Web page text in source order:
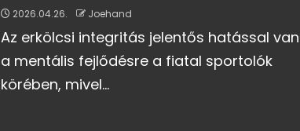
2026.04.26. Joehand
Az erkölcsi integritás jelentős hatással van
a mentális fejlődésre a fiatal sportolók
körében, mivel...